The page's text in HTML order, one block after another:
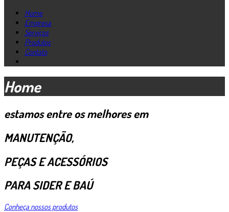
Home
Empresa
Serviços
Produtos
Contato
Home
estamos entre os melhores em
MANUTENÇÃO,
PEÇAS E ACESSÓRIOS
PARA SIDER E BAÚ
Conheça nossos produtos